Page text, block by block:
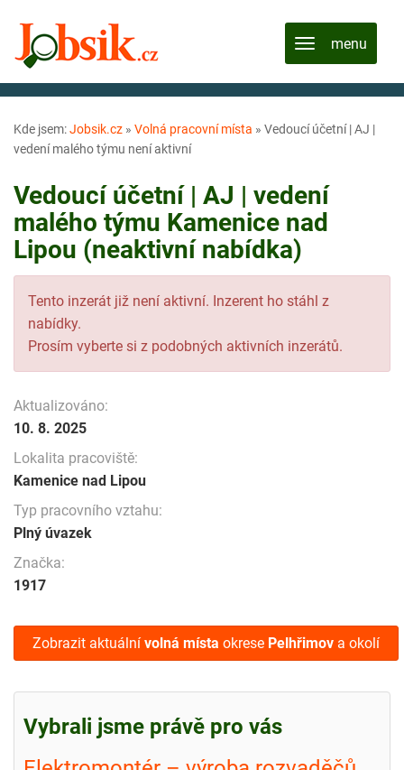
Kde jsem:Jobsik.cz » Volná pracovní místa » Vedoucí účetní | AJ |
vedení malého týmu není aktivní
Vedoucí účetní | AJ | vedení
malého týmu Kamenice nad
Lipou (neaktivní nabídka)
Tento inzerát již není aktivní. Inzerent ho stáhl z
nabídky.
Prosím vyberte si z podobných aktivních inzerátů.
Aktualizováno:
10. 8. 2025
Lokalita pracoviště:
Kamenice nad Lipou
Typ pracovního vztahu:
Plný úvazek
Značka:
1917
Zobrazit aktuální volná místa okrese Pelhřimov a okolí
Vybrali jsme právě pro vás